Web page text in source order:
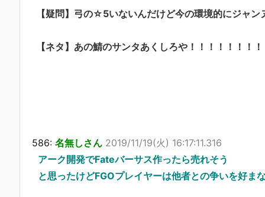
【疑問】弓の☆5いないんだけど今の環境的にジャ
【ネタ】あの鯖のサンタあくしろや！！！！！！！
586: 名無しさん 2019/11/19(火) 16:17:11.316
アーク開発でFateバーサス作ったら売れそう
と思ったけどFGOプレイヤーは他者との争いを好ま